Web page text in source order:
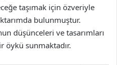
taşımak için özveriyle
bulunmuştur.
düşünceleri ve tasarımları
öykü sunmaktadır.